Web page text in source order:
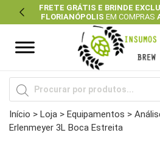
FRETE GRÁTIS E BRINDE
FLORIANÓPOLIS EM COMPRAS
Previous
Pesquisar
produtos
Início > Loja > Equipamentos >
Erlenmeyer 3L Boca Estreita